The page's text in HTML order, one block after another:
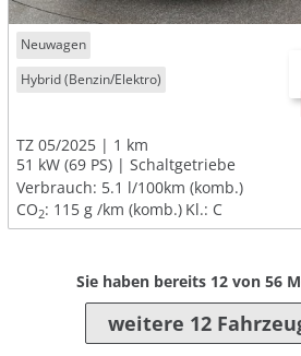
Neuwagen
Hybrid (Benzin/Elektro)
TZ 05/2025
1 km
51 kW (69 PS)
Schaltgetriebe
Verbrauch: 5.1 l/100km (komb.)
CO2: 115 g /km (komb.) Kl.: C
Sie haben bereits 12von 56
weitere 12